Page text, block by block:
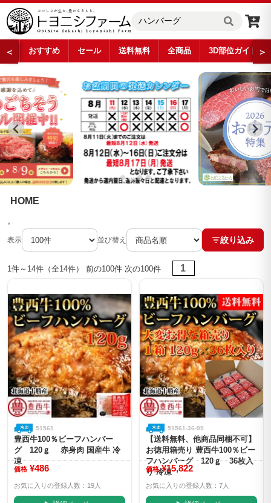
＜ おすすめ セール 送料無料 全商品 3D部位ガイド ＞
HOME
。
表示 並び替え 絞り込み
1件～14件（全14件） 前の100件 次の100件 1
51561
豊西牛100％ビーフハンバー
グ 120ｇ 赤身肉 国産牛 冷
凍
価格 ¥486
お気に入りの登録人数：19人
51561-36-99
【送料無料、他商品同梱不可】
お徳用箱売り 豊西牛100％ビー
フハンバーグ 120ｇ 36枚入
り 冷凍
価格¥15,822
お気に入りの登録人数：7人